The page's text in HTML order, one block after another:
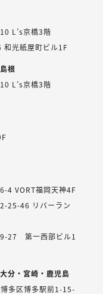
L’s京橋3階
和光紙屋町ビル1F
根
L’s京橋3階
4 VORT福岡天神4F
25-46 リバーラン
27 第一西部ビル1
分・宮崎・鹿児島
多区博多駅前1-15-